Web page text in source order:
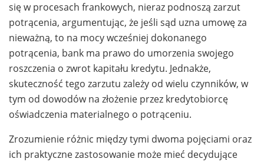
się w procesach frankowych, nieraz podnoszą zarzut
potrącenia, argumentując, że jeśli sąd uzna umowę za
nieważną, to na mocy wcześniej dokonanego
potrącenia, bank ma prawo do umorzenia swojego
roszczenia o zwrot kapitału kredytu. Jednakże,
skuteczność tego zarzutu zależy od wielu czynników, w
tym od dowodów na złożenie przez kredytobiorcę
oświadczenia materialnego o potrąceniu.
Zrozumienie różnic między tymi dwoma pojęciami oraz
ich praktyczne zastosowanie może mieć decydujące